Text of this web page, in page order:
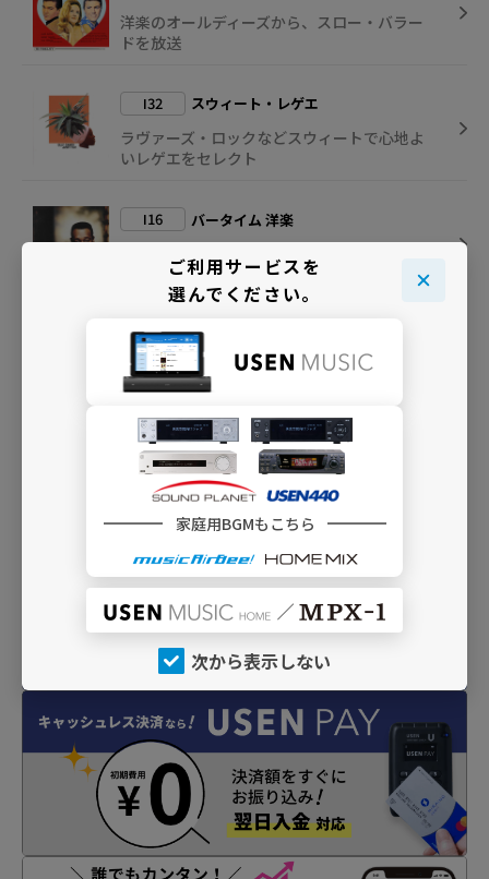
洋楽のオールディーズから、スロー・バラー
ドを放送
I32 スウィート・レゲエ
ラヴァーズ・ロックなどスウィートで心地よ
いレゲエをセレクト
I16 バータイム 洋楽
深夜＝バータイムに合う落ち着いた洋楽をセ
レクトして放送
D44 Happy Wedding Selection
ウェディング・シーンを華やかに彩るラヴソ
ングをお送りします
ご利用サービスを
選んでください。
家庭用BGMもこちら
次から表示しない